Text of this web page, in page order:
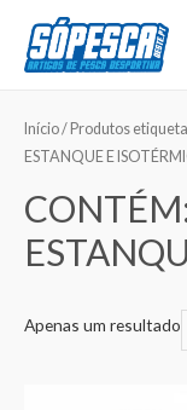
Início/ Produtos
ESTANQUE E
Apenas um resultado